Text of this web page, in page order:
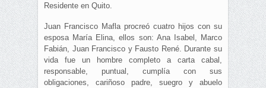
Residente en Quito.
Juan Francisco Mafla procreó cuatro hijos con su
esposa María Elina, ellos son: Ana Isabel, Marco
Fabián, Juan Francisco y Fausto René. Durante su
vida fue un hombre completo a carta cabal,
responsable, puntual, cumplía con sus
obligaciones, cariñoso padre, suegro y abuelo